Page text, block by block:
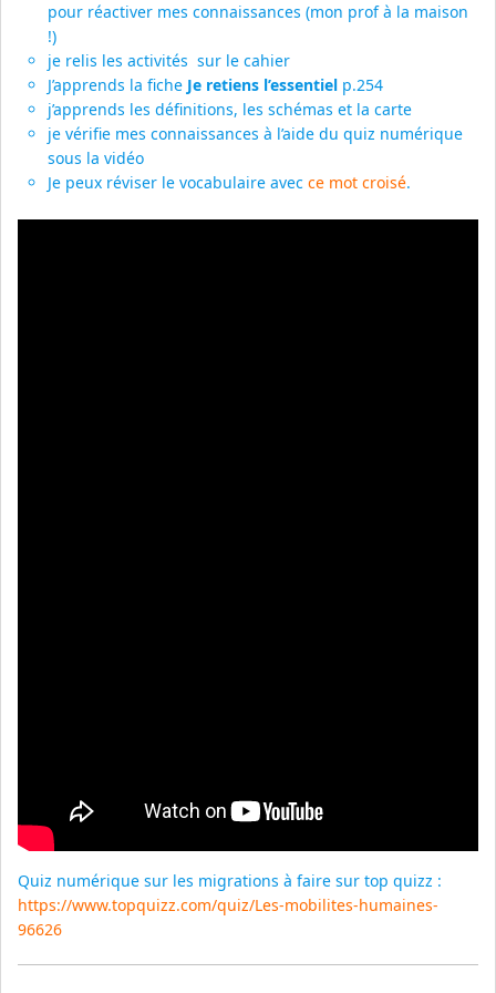
pour réactiver mes connaissances (mon prof à la maison
!)
je relis les activités sur le cahier
J’apprends la fiche Je retiens l’essentielp.254
j’apprends les définitions, les schémas et la carte
je vérifie mes connaissances à l’aide du quiz numérique
sous la vidéo
Je peux réviser le vocabulaire avec ce mot croisé.
Quiz numérique sur les migrations à faire sur top quizz :
https://www.topquizz.com/quiz/Les-mobilites-humaines-
96626